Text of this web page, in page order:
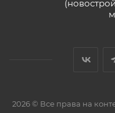
2026 © Все права на